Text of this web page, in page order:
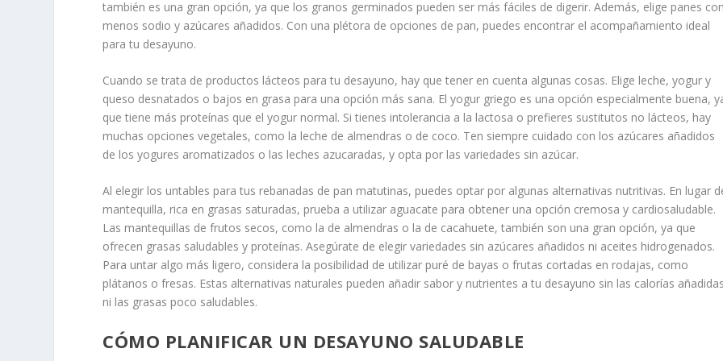
también es una gran opción, ya que los granos germinados pueden ser más fáciles de digerir. Además, elige panes con
menos sodio y azúcares añadidos. Con una plétora de opciones de pan, puedes encontrar el acompañamiento ideal
para tu desayuno.
Cuando se trata de productos lácteos para tu desayuno, hay que tener en cuenta algunas cosas. Elige leche, yogur y
queso desnatados o bajos en grasa para una opción más sana. El yogur griego es una opción especialmente buena,
que tiene más proteínas que el yogur normal. Si tienes intolerancia a la lactosa o prefieres sustitutos no lácteos, hay
muchas opciones vegetales, como la leche de almendras o de coco. Ten siempre cuidado con los azúcares añadidos
de los yogures aromatizados o las leches azucaradas, y opta por las variedades sin azúcar.
Al elegir los untables para tus rebanadas de pan matutinas, puedes optar por algunas alternativas nutritivas. En lugar
mantequilla, rica en grasas saturadas, prueba a utilizar aguacate para obtener una opción cremosa y cardiosaludable.
Las mantequillas de frutos secos, como la de almendras o la de cacahuete, también son una gran opción, ya que
ofrecen grasas saludables y proteínas. Asegúrate de elegir variedades sin azúcares añadidos ni aceites hidrogenados.
Para untar algo más ligero, considera la posibilidad de utilizar puré de bayas o frutas cortadas en rodajas, como
plátanos o fresas. Estas alternativas naturales pueden añadir sabor y nutrientes a tu desayuno sin las calorías añadidas
ni las grasas poco saludables.
CÓMO PLANIFICAR UN DESAYUNO SALUDABLE